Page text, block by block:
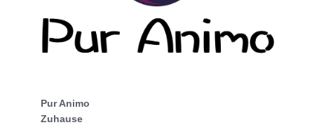
Pur Animo
Zuhause